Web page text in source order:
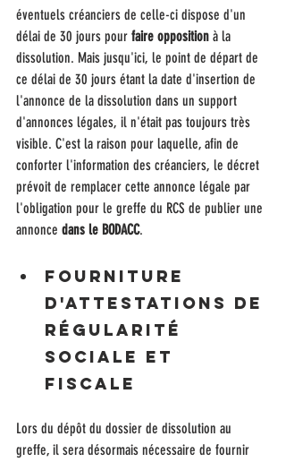
éventuels créanciers de celle-ci dispose d'un
délai de 30 jours pour faire opposition à la
dissolution. Mais jusqu'ici, le point de départ de
ce délai de 30 jours étant la date d'insertion de
l'annonce de la dissolution dans un support
d'annonces légales, il n'était pas toujours très
visible. C'est la raison pour laquelle, afin de
conforter l'information des créanciers, le décret
prévoit de remplacer cette annonce légale par
l'obligation pour le greffe du RCS de publier une
annonce dans le BODACC.
Fourniture
d'attestations de
régularité
sociale et
fiscale
Lors du dépôt du dossier de dissolution au
greffe, il sera désormais nécessaire de fournir